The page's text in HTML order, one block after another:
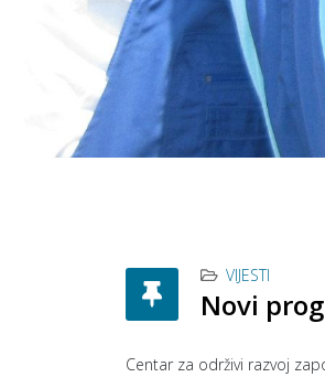
VIJESTI
Novi
Centar za održivi razvoj